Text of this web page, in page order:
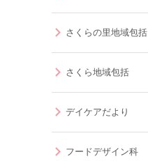
さくらの里地域包括
さくら地域包括
デイケアだより
フードデザイン科